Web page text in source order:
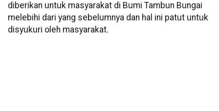
diberikan untuk masyarakat di Bumi Tambun Bungai
melebihi dari yang sebelumnya dan hal ini patut untuk
disyukuri oleh masyarakat.